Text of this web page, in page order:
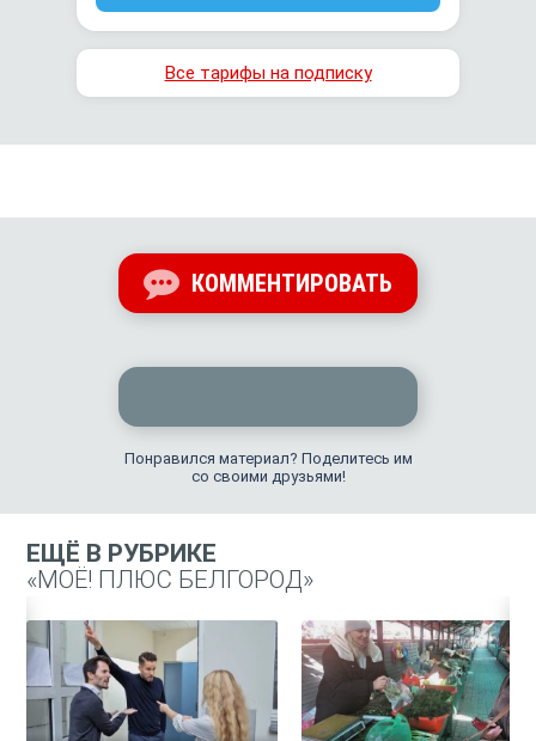
Все тарифы на подписку
КОММЕНТИРОВАТЬ
Понравился материал? Поделитесь им
со своими друзьями!
ЕЩЁ В РУБРИКЕ
«МОЁ! ПЛЮС БЕЛГОРОД»